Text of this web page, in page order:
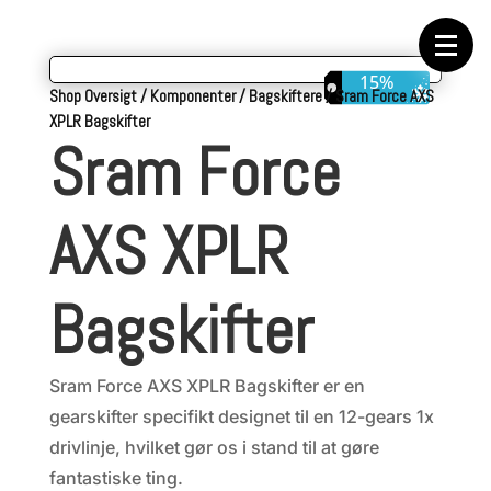
Geargrupper
Komponenter
Wattmålere
15%
Shop Oversigt/Komponenter/Bagskiftere/Sram Force AXS
XPLR Bagskifter
Sram Force
AXS XPLR
Bagskifter
Sram Force AXS XPLR Bagskifter er en
gearskifter specifikt designet til en 12-gears 1x
drivlinje, hvilket gør os i stand til at gøre
fantastiske ting.